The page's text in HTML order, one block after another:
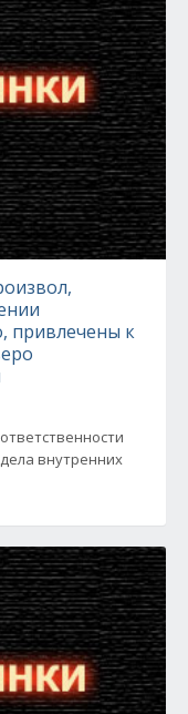
привлечены к
внутренних